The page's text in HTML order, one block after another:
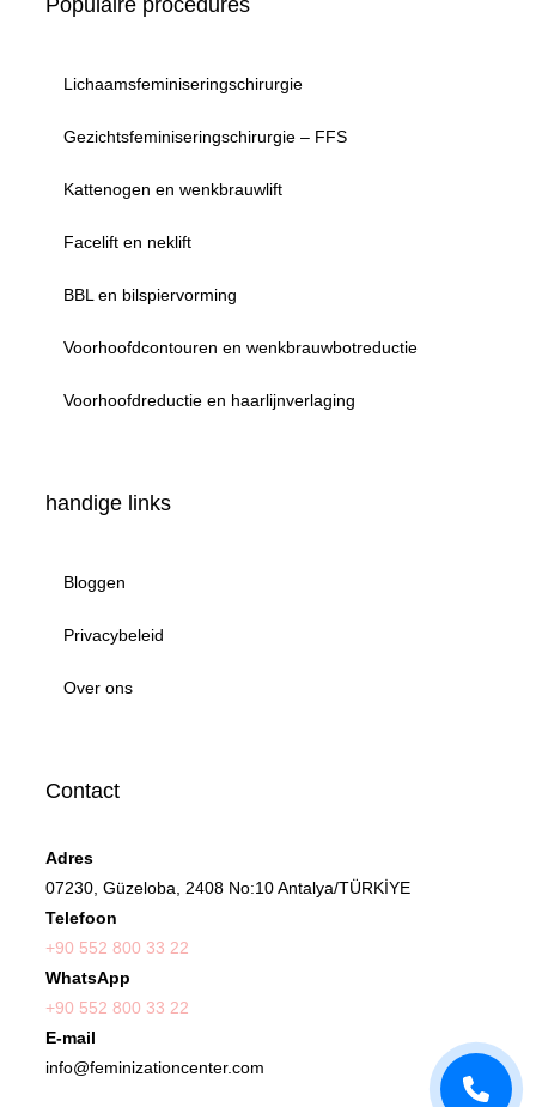
Populaire procedures
Lichaamsfeminiseringschirurgie
Gezichtsfeminiseringschirurgie – FFS
Kattenogen en wenkbrauwlift
Facelift en neklift
BBL en bilspiervorming
Voorhoofdcontouren en wenkbrauwbotreductie
Voorhoofdreductie en haarlijnverlaging
handige links
Bloggen
Privacybeleid
Over ons
Contact
Adres
07230, Güzeloba, 2408 No:10 Antalya/TÜRKİYE
Telefoon
+90 552 800 33 22
WhatsApp
+90 552 800 33 22
E-mail
info@feminizationcenter.com